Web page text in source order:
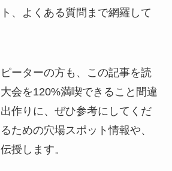
、よくある質問まで網羅して
ーターの方も、この記事を読
会を120%満喫できること間違
作りに、ぜひ参考にしてくだ
ための穴場スポット情報や、
授します。